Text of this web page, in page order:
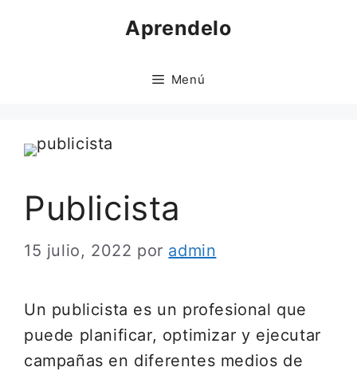
Aprendelo
Menú
Publicista
15 julio, 2022 por admin
Un publicista es un profesional que
puede planificar, optimizar y ejecutar
campañas en diferentes medios de